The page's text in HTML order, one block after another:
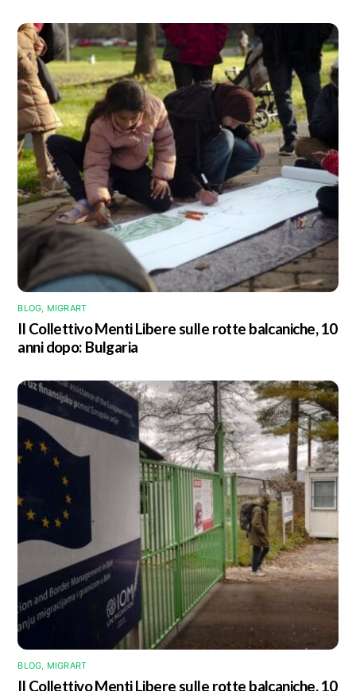
BLOG MIGRART
Il Collettivo Menti Libere sulle rotte balcaniche, 10
anni dopo: Bulgaria
BLOG MIGRART
Il Collettivo Menti Libere sulle rotte balcaniche, 10